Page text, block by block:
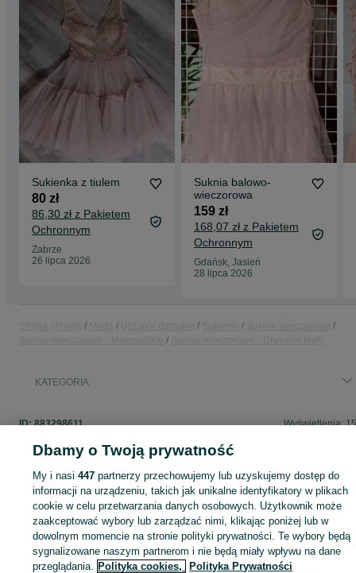
Sukienka z tiulem
80 zł
86,30 zł z Pakietem
Ochronnym
Zabrze
26 lipca 2026
Suknia balowo-
wieczorowa
159 zł
168,07 zł z Pakietem
Ochronnym
Gdańsk, Jasień
28 lipca 2026
KATEGORIA
ID:883298611 Wyświetlenia:
Zaloguj się lub załóż konto na OLX, aby skontaktować się z
sprzedającym
Zaloguj się / Załóż konto
Dbamy o Twoją prywatność
My i nasi447 partnerzy przechowujemy lub uzyskujemy dostęp do
informacji na urządzeniu, takich jak unikalne identyfikatory w plikach
cookie w celu przetwarzania danych osobowych. Użytkownik może
zaakceptować wybory lub zarządzać nimi, klikając poniżej lub w
dowolnym momencie na stronie polityki prywatności. Te wybory będą
sygnalizowane naszym partnerom i nie będą miały wpływu na dane
przeglądania. Polityka cookies, Polityka Prywatności